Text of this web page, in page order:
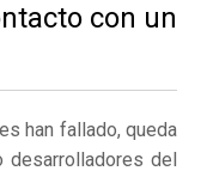
con un
han fallado, queda
desarrolladores del